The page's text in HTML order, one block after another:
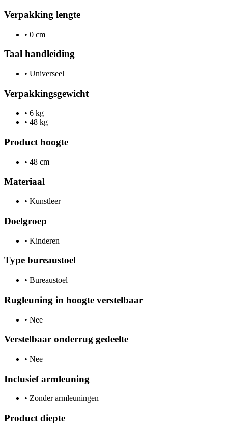
Verpakking lengte
• 0 cm
Taal handleiding
• Universeel
Verpakkingsgewicht
• 6 kg
• 48 kg
Product hoogte
• 48 cm
Materiaal
• Kunstleer
Doelgroep
• Kinderen
Type bureaustoel
• Bureaustoel
Rugleuning in hoogte verstelbaar
• Nee
Verstelbaar onderrug gedeelte
• Nee
Inclusief armleuning
• Zonder armleuningen
Product diepte